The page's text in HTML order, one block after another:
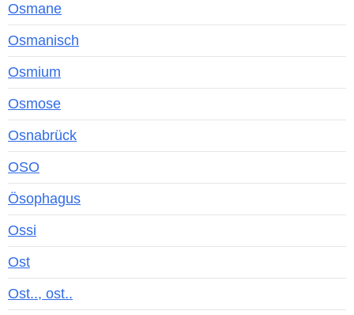
Osmane
Osmanisch
Osmium
Osmose
Osnabrück
OSO
Ösophagus
Ossi
Ost
Ost.., ost..